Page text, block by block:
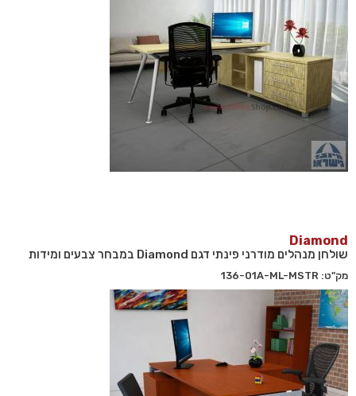
Diamond
שולחן מנהלים מודרני פינתי דגם Diamond במבחר צבעים ומידות
מק"ט: 136-01A-ML-MSTR